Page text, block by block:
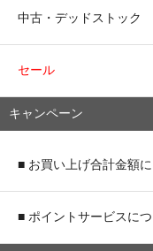
中古・デッドストック
セール
キャンペーン
■ お買い上げ合計金額
■ ポイントサービスに